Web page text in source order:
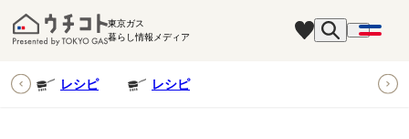
東京ガス
暮らし情報メディア
レシピ レシピ